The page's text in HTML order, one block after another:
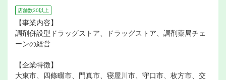
店舗数30以上
【事業内容】
調剤併設型ドラッグストア、ドラッグストア、調剤薬局チェ
ーンの経営
【企業特徴】
大東市、四條畷市、門真市、寝屋川市、守口市、枚方市、交